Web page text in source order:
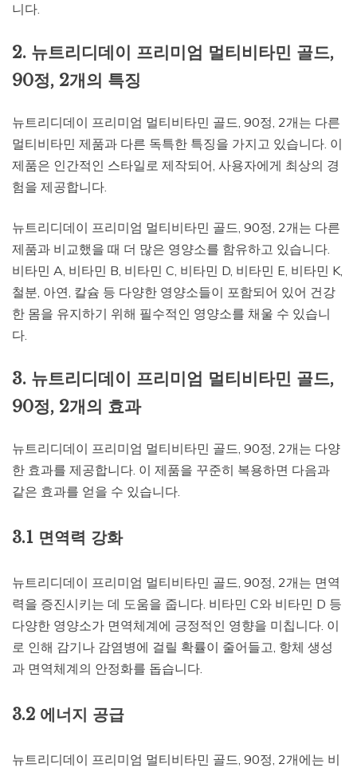
니다.
2. 뉴트리디데이 프리미엄 멀티비타민 골드,
90정, 2개의 특징
뉴트리디데이 프리미엄 멀티비타민 골드, 90정, 2개는 다른
멀티비타민 제품과 다른 독특한 특징을 가지고 있습니다. 이
제품은 인간적인 스타일로 제작되어, 사용자에게 최상의 경
험을 제공합니다.
뉴트리디데이 프리미엄 멀티비타민 골드, 90정, 2개는 다른
제품과 비교했을 때 더 많은 영양소를 함유하고 있습니다.
비타민 A, 비타민 B, 비타민 C, 비타민 D, 비타민 E, 비타민 K,
철분, 아연, 칼슘 등 다양한 영양소들이 포함되어 있어 건강
한 몸을 유지하기 위해 필수적인 영양소를 채울 수 있습니
다.
3. 뉴트리디데이 프리미엄 멀티비타민 골드,
90정, 2개의 효과
뉴트리디데이 프리미엄 멀티비타민 골드, 90정, 2개는 다양
한 효과를 제공합니다. 이 제품을 꾸준히 복용하면 다음과
같은 효과를 얻을 수 있습니다.
3.1 면역력 강화
뉴트리디데이 프리미엄 멀티비타민 골드, 90정, 2개는 면역
력을 증진시키는 데 도움을 줍니다. 비타민 C와 비타민 D 등
다양한 영양소가 면역체계에 긍정적인 영향을 미칩니다. 이
로 인해 감기나 감염병에 걸릴 확률이 줄어들고, 항체 생성
과 면역체계의 안정화를 돕습니다.
3.2 에너지 공급
뉴트리디데이 프리미엄 멀티비타민 골드, 90정, 2개에는 비